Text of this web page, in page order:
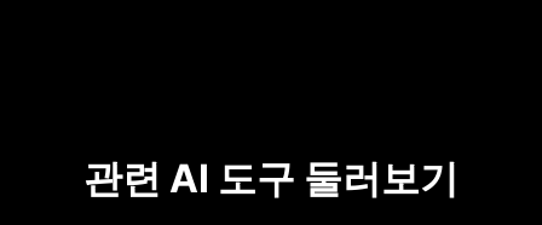
관련 AI 도구 둘러보기